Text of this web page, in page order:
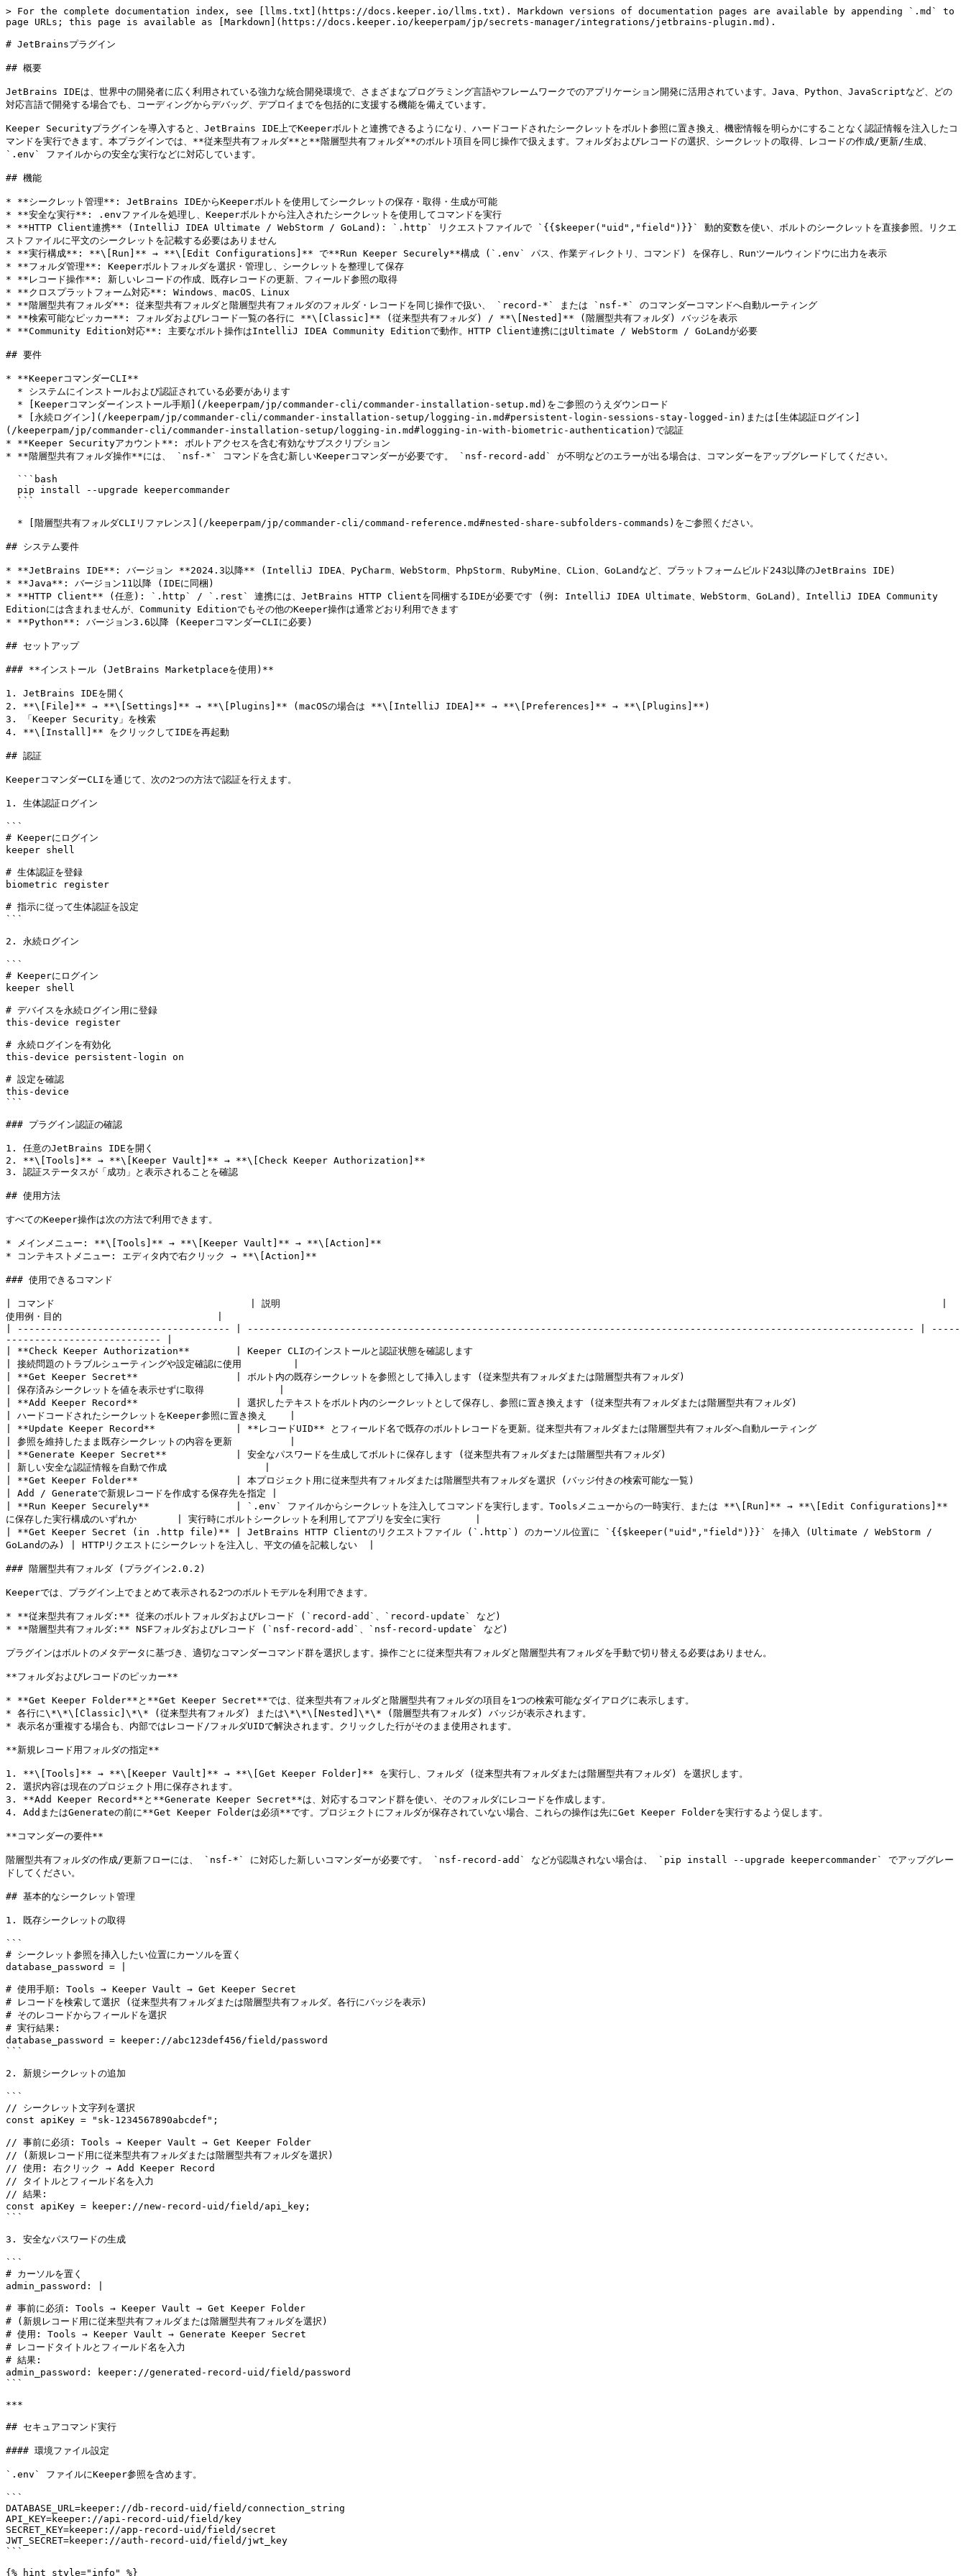
> For the complete documentation index, see [llms.txt](https://docs.keeper.io/llms.txt). Markdown versions of documentation pages are available by appending `.md` to page URLs; this page is available as [Markdown](https://docs.keeper.io/keeperpam/jp/secrets-manager/integrations/jetbrains-plugin.md).

# JetBrainsプラグイン

## 概要

JetBrains IDEは、世界中の開発者に広く利用されている強力な統合開発環境で、さまざまなプログラミング言語やフレームワークでのアプリケーション開発に活用されています。Java、Python、JavaScriptなど、どの対応言語で開発する場合でも、コーディングからデバッグ、デプロイまでを包括的に支援する機能を備えています。

Keeper Securityプラグインを導入すると、JetBrains IDE上でKeeperボルトと連携できるようになり、ハードコードされたシークレットをボルト参照に置き換え、機密情報を明らかにすることなく認証情報を注入したコマンドを実行できます。本プラグインでは、**従来型共有フォルダ**と**階層型共有フォルダ**のボルト項目を同じ操作で扱えます。フォルダおよびレコードの選択、シークレットの取得、レコードの作成/更新/生成、`.env` ファイルからの安全な実行などに対応しています。

## 機能

* **シークレット管理**: JetBrains IDEからKeeperボルトを使用してシークレットの保存・取得・生成が可能
* **安全な実行**: .envファイルを処理し、Keeperボルトから注入されたシークレットを使用してコマンドを実行
* **HTTP Client連携** (IntelliJ IDEA Ultimate / WebStorm / GoLand): `.http` リクエストファイルで `{{$keeper("uid","field")}}` 動的変数を使い、ボルトのシークレットを直接参照。リクエストファイルに平文のシークレットを記載する必要はありません
* **実行構成**: **\[Run]** → **\[Edit Configurations]** で**Run Keeper Securely**構成 (`.env` パス、作業ディレクトリ、コマンド) を保存し、Runツールウィンドウに出力を表示
* **フォルダ管理**: Keeperボルトフォルダを選択・管理し、シークレットを整理して保存
* **レコード操作**: 新しいレコードの作成、既存レコードの更新、フィールド参照の取得
* **クロスプラットフォーム対応**: Windows、macOS、Linux
* **階層型共有フォルダ**: 従来型共有フォルダと階層型共有フォルダのフォルダ・レコードを同じ操作で扱い、 `record-*` または `nsf-*` のコマンダーコマンドへ自動ルーティング
* **検索可能なピッカー**: フォルダおよびレコード一覧の各行に **\[Classic]** (従来型共有フォルダ) / **\[Nested]** (階層型共有フォルダ) バッジを表示
* **Community Edition対応**: 主要なボルト操作はIntelliJ IDEA Community Editionで動作。HTTP Client連携にはUltimate / WebStorm / GoLandが必要

## 要件

* **KeeperコマンダーCLI**
  * システムにインストールおよび認証されている必要があります
  * [Keeperコマンダーインストール手順](/keeperpam/jp/commander-cli/commander-installation-setup.md)をご参照のうえダウンロード
  * [永続ログイン](/keeperpam/jp/commander-cli/commander-installation-setup/logging-in.md#persistent-login-sessions-stay-logged-in)または[生体認証ログイン](/keeperpam/jp/commander-cli/commander-installation-setup/logging-in.md#logging-in-with-biometric-authentication)で認証
* **Keeper Securityアカウント**: ボルトアクセスを含む有効なサブスクリプション
* **階層型共有フォルダ操作**には、 `nsf-*` コマンドを含む新しいKeeperコマンダーが必要です。 `nsf-record-add` が不明などのエラーが出る場合は、コマンダーをアップグレードしてください。

  ```bash
  pip install --upgrade keepercommander
  ```

  * [階層型共有フォルダCLIリファレンス](/keeperpam/jp/commander-cli/command-reference.md#nested-share-subfolders-commands)をご参照ください。

## システム要件

* **JetBrains IDE**: バージョン **2024.3以降** (IntelliJ IDEA、PyCharm、WebStorm、PhpStorm、RubyMine、CLion、GoLandなど、プラットフォームビルド243以降のJetBrains IDE)
* **Java**: バージョン11以降 (IDEに同梱)
* **HTTP Client** (任意): `.http` / `.rest` 連携には、JetBrains HTTP Clientを同梱するIDEが必要です (例: IntelliJ IDEA Ultimate、WebStorm、GoLand)。IntelliJ IDEA Community Editionには含まれませんが、Community Editionでもその他のKeeper操作は通常どおり利用できます
* **Python**: バージョン3.6以降 (KeeperコマンダーCLIに必要)

## セットアップ

### **インストール (JetBrains Marketplaceを使用)**

1. JetBrains IDEを開く
2. **\[File]** → **\[Settings]** → **\[Plugins]** (macOSの場合は **\[IntelliJ IDEA]** → **\[Preferences]** → **\[Plugins]**)
3. 「Keeper Security」を検索
4. **\[Install]** をクリックしてIDEを再起動

## 認証

KeeperコマンダーCLIを通じて、次の2つの方法で認証を行えます。

1. 生体認証ログイン

```
# Keeperにログイン
keeper shell

# 生体認証を登録
biometric register

# 指示に従って生体認証を設定
```

2. 永続ログイン

```
# Keeperにログイン
keeper shell

# デバイスを永続ログイン用に登録
this-device register

# 永続ログインを有効化
this-device persistent-login on

# 設定を確認
this-device
```

### プラグイン認証の確認

1. 任意のJetBrains IDEを開く
2. **\[Tools]** → **\[Keeper Vault]** → **\[Check Keeper Authorization]**
3. 認証ステータスが「成功」と表示されることを確認

## 使用方法

すべてのKeeper操作は次の方法で利用できます。

* メインメニュー: **\[Tools]** → **\[Keeper Vault]** → **\[Action]**
* コンテキストメニュー: エディタ内で右クリック → **\[Action]**

### 使用できるコマンド

| コマンド                                  | 説明                                                                                                                   | 使用例・目的                           |
| ------------------------------------- | -------------------------------------------------------------------------------------------------------------------- | -------------------------------- |
| **Check Keeper Authorization**        | Keeper CLIのインストールと認証状態を確認します                                                                                         | 接続問題のトラブルシューティングや設定確認に使用         |
| **Get Keeper Secret**                 | ボルト内の既存シークレットを参照として挿入します (従来型共有フォルダまたは階層型共有フォルダ)                                                                     | 保存済みシークレットを値を表示せずに取得             |
| **Add Keeper Record**                 | 選択したテキストをボルト内のシークレットとして保存し、参照に置き換えます (従来型共有フォルダまたは階層型共有フォルダ)                                                         | ハードコードされたシークレットをKeeper参照に置き換え    |
| **Update Keeper Record**              | **レコードUID** とフィールド名で既存のボルトレコードを更新。従来型共有フォルダまたは階層型共有フォルダへ自動ルーティング                                                     | 参照を維持したまま既存シークレットの内容を更新          |
| **Generate Keeper Secret**            | 安全なパスワードを生成してボルトに保存します (従来型共有フォルダまたは階層型共有フォルダ)                                                                       | 新しい安全な認証情報を自動で作成                 |
| **Get Keeper Folder**                 | 本プロジェクト用に従来型共有フォルダまたは階層型共有フォルダを選択 (バッジ付きの検索可能な一覧)                                                                    | Add / Generateで新規レコードを作成する保存先を指定 |
| **Run Keeper Securely**               | `.env` ファイルからシークレットを注入してコマンドを実行します。Toolsメニューからの一時実行、または **\[Run]** → **\[Edit Configurations]** に保存した実行構成のいずれか       | 実行時にボルトシークレットを利用してアプリを安全に実行      |
| **Get Keeper Secret (in .http file)** | JetBrains HTTP Clientのリクエストファイル (`.http`) のカーソル位置に `{{$keeper("uid","field")}}` を挿入 (Ultimate / WebStorm / GoLandのみ) | HTTPリクエストにシークレットを注入し、平文の値を記載しない  |

### 階層型共有フォルダ (プラグイン2.0.2)

Keeperでは、プラグイン上でまとめて表示される2つのボルトモデルを利用できます。

* **従来型共有フォルダ:** 従来のボルトフォルダおよびレコード (`record-add`、`record-update` など)
* **階層型共有フォルダ:** NSFフォルダおよびレコード (`nsf-record-add`、`nsf-record-update` など)

プラグインはボルトのメタデータに基づき、適切なコマンダーコマンド群を選択します。操作ごとに従来型共有フォルダと階層型共有フォルダを手動で切り替える必要はありません。

**フォルダおよびレコードのピッカー**

* **Get Keeper Folder**と**Get Keeper Secret**では、従来型共有フォルダと階層型共有フォルダの項目を1つの検索可能なダイアログに表示します。
* 各行に\*\*\[Classic]\*\* (従来型共有フォルダ) または\*\*\[Nested]\*\* (階層型共有フォルダ) バッジが表示されます。
* 表示名が重複する場合も、内部ではレコード/フォルダUIDで解決されます。クリックした行がそのまま使用されます。

**新規レコード用フォルダの指定**

1. **\[Tools]** → **\[Keeper Vault]** → **\[Get Keeper Folder]** を実行し、フォルダ (従来型共有フォルダまたは階層型共有フォルダ) を選択します。
2. 選択内容は現在のプロジェクト用に保存されます。
3. **Add Keeper Record**と**Generate Keeper Secret**は、対応するコマンド群を使い、そのフォルダにレコードを作成します。
4. AddまたはGenerateの前に**Get Keeper Folderは必須**です。プロジェクトにフォルダが保存されていない場合、これらの操作は先にGet Keeper Folderを実行するよう促します。

**コマンダーの要件**

階層型共有フォルダの作成/更新フローには、 `nsf-*` に対応した新しいコマンダーが必要です。 `nsf-record-add` などが認識されない場合は、 `pip install --upgrade keepercommander` でアップグレードしてください。

## 基本的なシークレット管理

1. 既存シークレットの取得

```
# シークレット参照を挿入したい位置にカーソルを置く
database_password = |

# 使用手順: Tools → Keeper Vault → Get Keeper Secret
# レコードを検索して選択 (従来型共有フォルダまたは階層型共有フォルダ。各行にバッジを表示)
# そのレコードからフィールドを選択
# 実行結果:
database_password = keeper://abc123def456/field/password
```

2. 新規シークレットの追加

```
// シークレット文字列を選択
const apiKey = "sk-1234567890abcdef";

// 事前に必須: Tools → Keeper Vault → Get Keeper Folder
// (新規レコード用に従来型共有フォルダまたは階層型共有フォルダを選択)
// 使用: 右クリック → Add Keeper Record
// タイトルとフィールド名を入力
// 結果:
const apiKey = keeper://new-record-uid/field/api_key;
```

3. 安全なパスワードの生成

```
# カーソルを置く
admin_password: |

# 事前に必須: Tools → Keeper Vault → Get Keeper Folder
# (新規レコード用に従来型共有フォルダまたは階層型共有フォルダを選択)
# 使用: Tools → Keeper Vault → Generate Keeper Secret
# レコードタイトルとフィールド名を入力
# 結果:
admin_password: keeper://generated-record-uid/field/password
```

***

## セキュアコマンド実行

#### 環境ファイル設定

`.env` ファイルにKeeper参照を含めます。

```
DATABASE_URL=keeper://db-record-uid/field/connection_string
API_KEY=keeper://api-record-uid/field/key
SECRET_KEY=keeper://app-record-uid/field/secret
JWT_SECRET=keeper://auth-record-uid/field/jwt_key
```

{% hint style="info" %}
**レコードUIDの形式:** `keeper://` 参照の値には、有効なKeeperレコードUID (URLセーフなBase64の22文字: `A-Z`、`a-z`、`0-9`、`_`、`-`) を使用する必要があります。無効なUIDはスキップされ、実行時にエラーとして報告されます。
{% endhint %}

**シークレットを注入してコマンドを実行**

**オプション1: クイック実行 (右クリック操作)**

1. プロジェクト内で右クリック → **\[Run Keeper Securely]**
2. `.env` ファイルを選択または確認
3. 実行するコマンドを入力 (例: `python3 app.py`)
4. プラグインがボルトからシークレットを解決してコマンドを実行し、完了時に出力を表示します (Toolsメニューからの対話的フロー)。Runツールウィンドウでの履歴付きの繰り返し実行には、保存した **Run Keeper Securely** 構成を使用してください (オプション2を参照)。

```bash
# プラグインは実際の値を使用してコマンドを実行します
python3 app.py
# 環境変数の内容
# DATABASE_URL=postgresql://user:pass@host:5432/db
# API_KEY=ak_live_1234567890abcdef
# SECRET_KEY=super-secret-key-value
# JWT_SECRET=eyJhbGciOiJIUzI1NiIsInR5cCI6IkpXVCJ9...
```

**オプション2: 保存した実行構成 (繰り返し実行に推奨)**

**プラグインバージョン 1.1.0 以降で利用できます。**

1. **\[Run]** → **\[Edit Configurations…]** → **\[+]** → **\[Run Keeper Securely]** に移動します。
2. 以下の3項目を入力します。
   * **Environment file (.env)** — `keeper://` 参照を含む `.env` ファイルのパス
   * **Working directory** — 空欄の場合はプロジェクトルートを使用
   * **Command** — 実行するコマンド (例: `python main.py`、`node app.js`)
3. **\[OK]** をクリックし、標準の **\[Run]** / **\[Debug]** ツールバーから実行します。
4. 出力とエラーは **Run** ツールウィンドウに直接表示されます。再実行、停止、出力履歴の参照が可能です。

{% hint style="info" %}
新規構成では、プロジェクトルートで Python インタープリタ (プロジェクト SDK または検出した `venv` から) と、よくあるエントリスクリプト (`main.py` / `app.py` / `run.py`) が見つかった場合に自動入力されます。
{% endhint %}

## **完全なワークフローの例**

```
# 1. ハードコードされたシークレットを使用した状態 (非推奨)
import os
import requests

DB_PASSWORD = "hardcoded_password_123"
API_TOKEN = "secret_api_token_xyz"

# 2. ボルト参照に置き換え
# 使用方法: 各シークレットに対して Add Keeper Record を実行
DB_PASSWORD = keeper://db-creds-uid/field/password
API_TOKEN = keeper://api-creds-uid/field/token

# 3. 安全な実行用に .env ファイルを作成
# .env の内容
# DB_PASSWORD=keeper://db-creds-uid/field/password
# API_TOKEN=keeper://api-creds-uid/field/token

# 4. アプリケーションを安全に実行
# 使用方法: Run Keeper Securely で "python3 my_app.py" を実行

```

### HTTP Client連携

{% hint style="info" %}
**プラグインバージョン 1.1.0 以降で利用できます。**

**要件**: 本機能には JetBrains HTTP Client プラグインを同梱する IDE が必要です — IntelliJ IDEA Ultimate、WebStorm、GoLand。IntelliJ IDEA Community Edition には含まれません。Community Edition でも Keeper プラグインのその他の機能は通常どおり利用できます。

階層型共有フォルダのレコードも、従来型共有フォルダのレ